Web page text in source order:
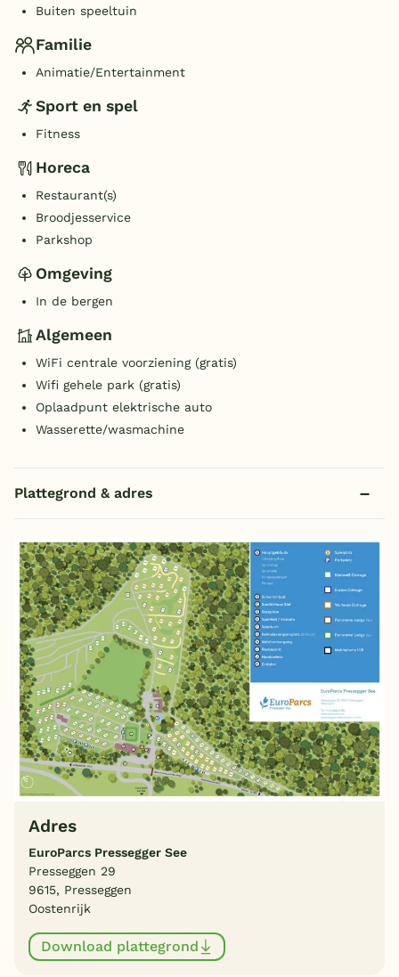
Buiten speeltuin
Familie
Animatie/Entertainment
Sport en spel
Fitness
Horeca
Restaurant(s)
Broodjesservice
Parkshop
Omgeving
In de bergen
Algemeen
WiFi centrale voorziening (gratis)
Wifi gehele park (gratis)
Oplaadpunt elektrische auto
Wasserette/wasmachine
Plattegrond & adres
Adres
EuroParcs Pressegger See
Presseggen 29
9615, Presseggen
Oostenrijk
Download plattegrond